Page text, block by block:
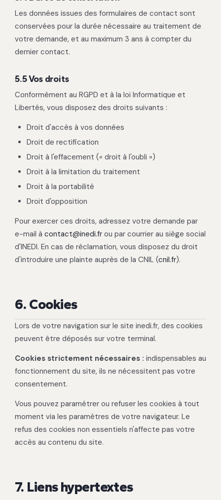
Les données issues des formulaires de contact sont
conservées pour la durée nécessaire au traitement de
votre demande, et au maximum 3 ans à compter du
dernier contact.
5.5 Vos droits
Conformément au RGPD et à la loi Informatique et
Libertés, vous disposez des droits suivants :
Droit d'accès à vos données
Droit de rectification
Droit à l'effacement (« droit à l'oubli »)
Droit à la limitation du traitement
Droit à la portabilité
Droit d'opposition
Pour exercer ces droits, adressez votre demande par
e-mail à contact@inedi.fr ou par courrier au siège social
d'INEDI. En cas de réclamation, vous disposez du droit
d'introduire une plainte auprès de la CNIL (cnil.fr).
6. Cookies
Lors de votre navigation sur le site inedi.fr, des cookies
peuvent être déposés sur votre terminal.
Cookies strictement nécessaires : indispensables au
fonctionnement du site, ils ne nécessitent pas votre
consentement.
Vous pouvez paramétrer ou refuser les cookies à tout
moment via les paramètres de votre navigateur. Le
refus des cookies non essentiels n'affecte pas votre
accès au contenu du site.
7. Liens hypertextes